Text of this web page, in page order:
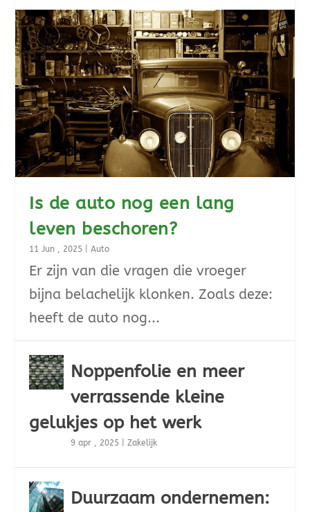
Is de auto nog een lang
leven beschoren?
11 Jun , 2025 |Auto
Er zijn van die vragen die vroeger
bijna belachelijk klonken. Zoals deze:
heeft de auto nog...
Noppenfolie en meer
verrassende kleine
gelukjes op het werk
9 apr , 2025 |Zakelijk
Duurzaam ondernemen: